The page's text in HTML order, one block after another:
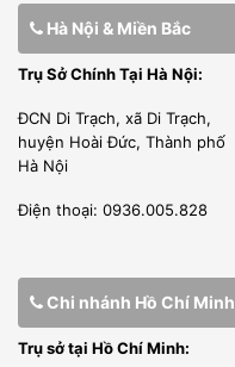
Hà Nội & Miền Bắc
Trụ Sở Chính Tại Hà Nội:
ĐCN Di Trạch, xã Di Trạch,
huyện Hoài Đức, Thành phố
Hà Nội
Điện thoại: 0936.005.828
Chi nhánh Hồ Chí Minh
Trụ sở tại Hồ Chí Minh: